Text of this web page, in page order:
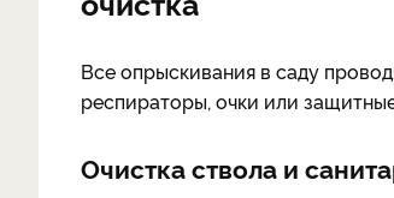
Все опрыскивания в саду
респираторы, очки или
Очистка ствола и